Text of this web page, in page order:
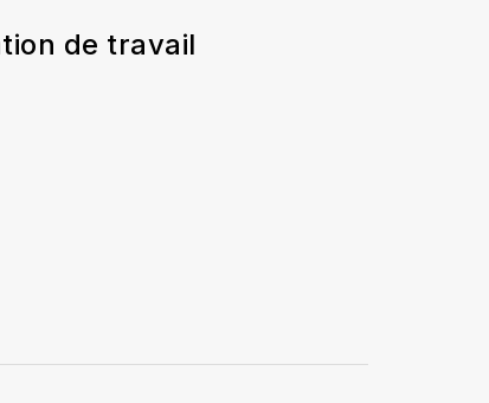
de travail